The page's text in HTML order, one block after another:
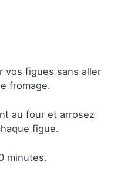
vos figues sans aller
fromage.
au four et arrosez
figue.
minutes.